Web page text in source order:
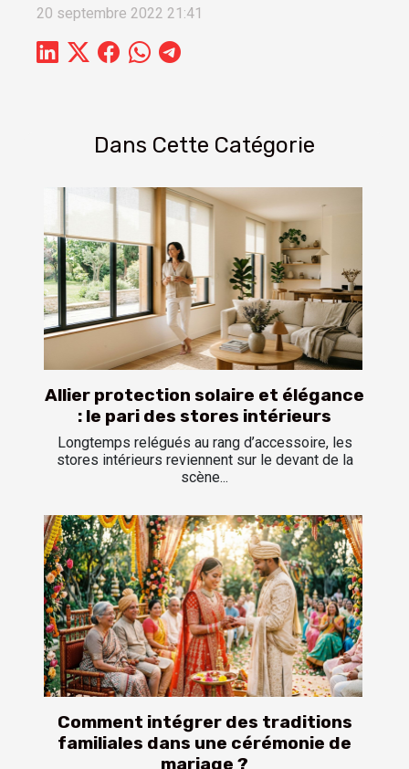
Dans Cette Catégorie
Allier protection solaire et élégance
: le pari des stores intérieurs
Longtemps relégués au rang d’accessoire, les
stores intérieurs reviennent sur le devant de la
scène...
Comment intégrer des traditions
familiales dans une cérémonie de
mariage ?
20 septembre 2022 21:41